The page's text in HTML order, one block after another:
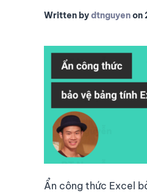
Written bydtnguyenon
Ẩn công thức Excel